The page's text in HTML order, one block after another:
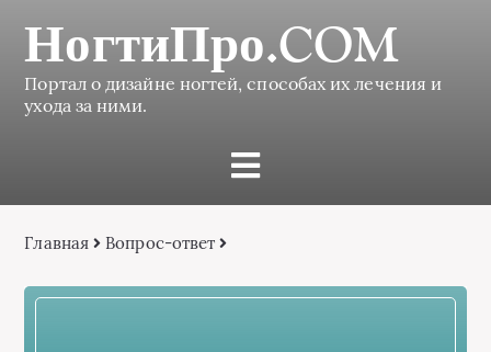
НогтиПро.COM
Портал о дизайне ногтей, способах их лечения и
ухода за ними.
Главная Вопрос-ответ